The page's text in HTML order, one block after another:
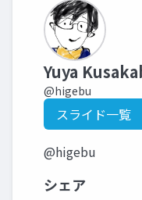
Yuya
@higebu
スライド一覧
@higebu
シェア